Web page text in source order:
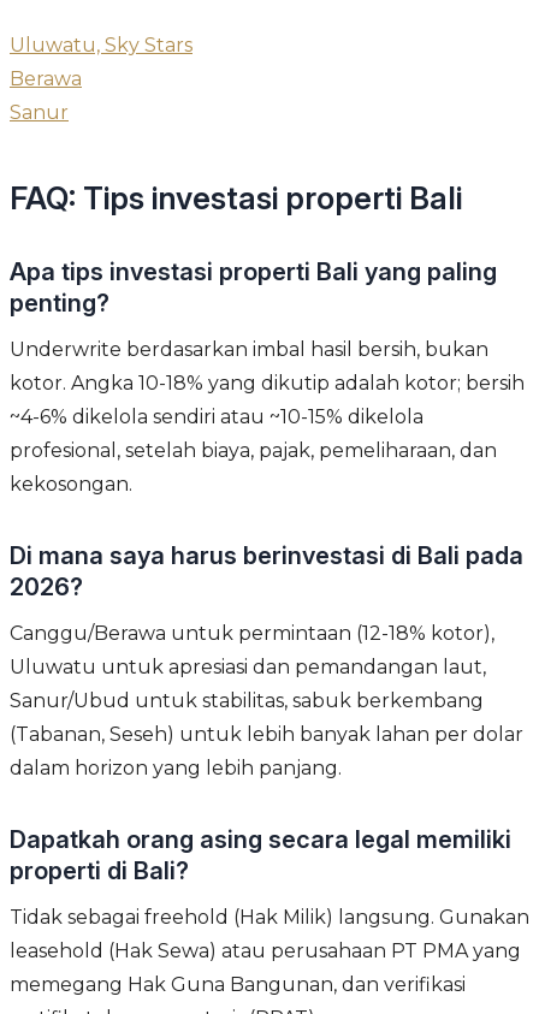
Uluwatu, Sky Stars
Berawa
Sanur
FAQ: Tips investasi properti Bali
Apa tips investasi properti Bali yang paling
penting?
Underwrite berdasarkan imbal hasil bersih, bukan
kotor. Angka 10-18% yang dikutip adalah kotor; bersih
~4-6% dikelola sendiri atau ~10-15% dikelola
profesional, setelah biaya, pajak, pemeliharaan, dan
kekosongan.
Di mana saya harus berinvestasi di Bali pada
2026?
Canggu/Berawa untuk permintaan (12-18% kotor),
Uluwatu untuk apresiasi dan pemandangan laut,
Sanur/Ubud untuk stabilitas, sabuk berkembang
(Tabanan, Seseh) untuk lebih banyak lahan per dolar
dalam horizon yang lebih panjang.
Dapatkah orang asing secara legal memiliki
properti di Bali?
Tidak sebagai freehold (Hak Milik) langsung. Gunakan
leasehold (Hak Sewa) atau perusahaan PT PMA yang
memegang Hak Guna Bangunan, dan verifikasi